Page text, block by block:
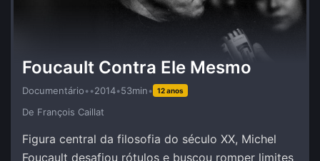
Foucault Contra Ele Mesmo
Documentário••2014•53min• 12 anos
De François Caillat
Figura central da filosofia do século XX, Michel
Foucault desafiou rótulos e buscou romper limites